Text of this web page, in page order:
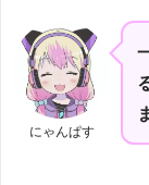
にゃんぱす